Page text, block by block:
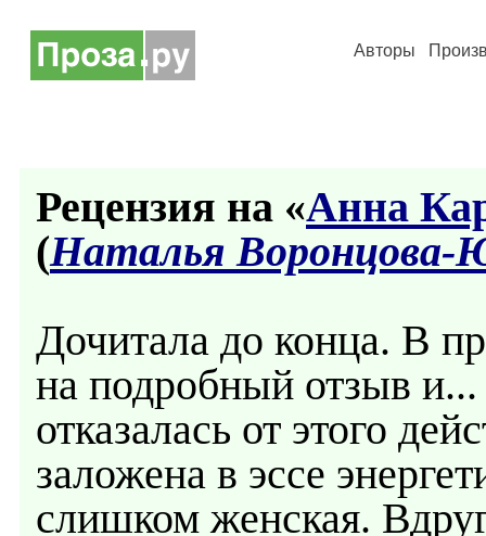
Авторы
Рецензия на «Анна
(Наталья Воронцова-
Дочитала до конца. В
на подробный отзыв и...
отказалась от этого
заложена в эссе
слишком женская.